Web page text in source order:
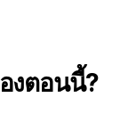
งตอนนี้?